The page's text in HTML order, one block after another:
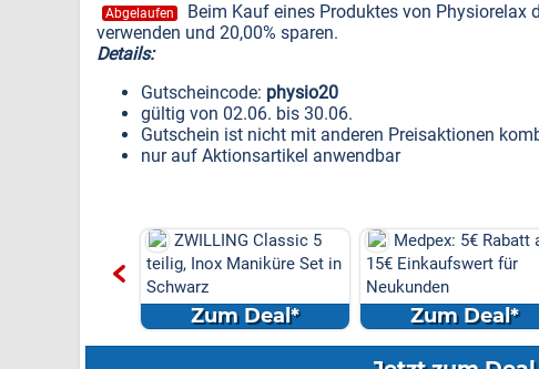
Abgelaufen Beim Kauf eines Produktes von Physiorelax
verwenden und 20,00% sparen.
Details:
Gutscheincode: physio20
gültig von 02.06. bis 30.06.
Gutschein ist nicht mit anderen Preisaktionen
nur auf Aktionsartikel anwendbar
ZWILLING Classic 5
teilig, Inox Maniküre Set in
Schwarz
Zum Deal*
Medpex: 5€ Rabatt
15€ Einkaufswert für
Neukunden
Zum Deal*